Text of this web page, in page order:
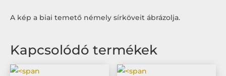
A kép a biai temető némely sírköveit ábrázolja.
Kapcsolódó termékek